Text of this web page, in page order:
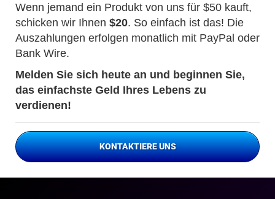
Wenn jemand ein Produkt von uns für $50 kauft,
schicken wir Ihnen $20. So einfach ist das! Die
Auszahlungen erfolgen monatlich mit PayPal oder
Bank Wire.
Melden Sie sich heute an und beginnen Sie,
das einfachste Geld Ihres Lebens zu
verdienen!
KONTAKTIERE UNS